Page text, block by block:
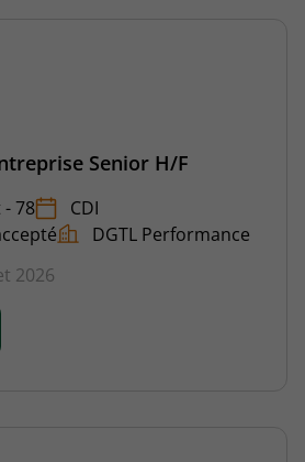
Senior H/F
78
CDI
DGTL Performance
2026